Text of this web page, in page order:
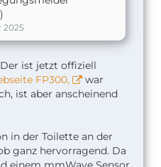
2025
ist jetzt offiziell
FP300,
war
ist aber anscheinend
in der Toilette an der
ganz hervorragend. Da